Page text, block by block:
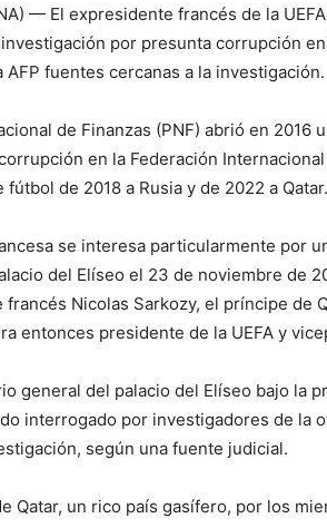
— El expresidente francés de la
por presunta corrupción
AFP fuentes cercanas a la investigación.
de Finanzas (PNF) abrió en
en la Federación
fútbol de 2018 a Rusia y de 2022 a Qatar.
se interesa particularmente por
del Elíseo el 23 de noviembre de
Nicolas Sarkozy, el príncipe de
entonces presidente de la UEFA y
general del palacio del Elíseo bajo la
interrogado por investigadores de la
según una fuente judicial.
Qatar, un rico país gasífero, por los